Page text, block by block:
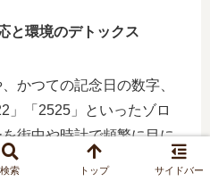
と環境のデトックス
かつての記念日の数字、
」「2525」といったゾロ
街中や時計で頻繁に目に
いた相手が何度もリアル
検索 トップ サイドバー